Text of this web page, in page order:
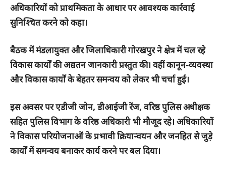
अधिकारियों को प्राथमिकता के आधार पर आवश्यक कार्रवाई
सुनिश्चित करने को कहा।
बैठक में मंडलायुक्त और जिलाधिकारी गोरखपुर ने क्षेत्र में चल रहे
विकास कार्यों की अद्यतन जानकारी प्रस्तुत की। वहीं कानून-व्यवस्था
और विकास कार्यों के बेहतर समन्वय को लेकर भी चर्चा हुई।
इस अवसर पर एडीजी जोन, डीआईजी रेंज, वरिष्ठ पुलिस अधीक्षक
सहित पुलिस विभाग के वरिष्ठ अधिकारी भी मौजूद रहे। अधिकारियों
ने विकास परियोजनाओं के प्रभावी क्रियान्वयन और जनहित से जुड़े
कार्यों में समन्वय बनाकर कार्य करने पर बल दिया।